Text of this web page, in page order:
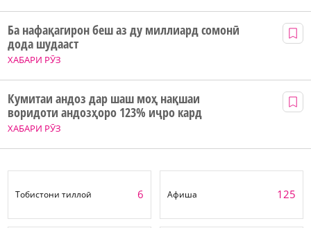
ХАБАРИ РӮЗ
Ба нафақагирон беш аз ду миллиард сомонӣ
дода шудааст
ХАБАРИ РӮЗ
Кумитаи андоз дар шаш моҳ нақшаи
воридоти андозҳоро 123% иҷро кард
Тобистони тиллоӣ 6 Афиша 125